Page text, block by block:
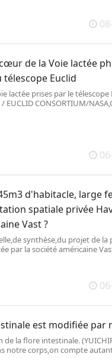
cœur de la Voie lactée
télescope Euclid
lactée prises par le
EUCLID CONSORTIUM/
d'habitacle, large
spatiale privée
Vast ?
synthèse,du projet de la
par la société américaine
est modifiée par
la flore intestinale.
notre corps,on compte